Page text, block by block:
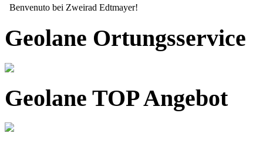
Benvenuto bei Zweirad Edtmayer!
Geolane Ortungsservice
Geolane TOP Angebot